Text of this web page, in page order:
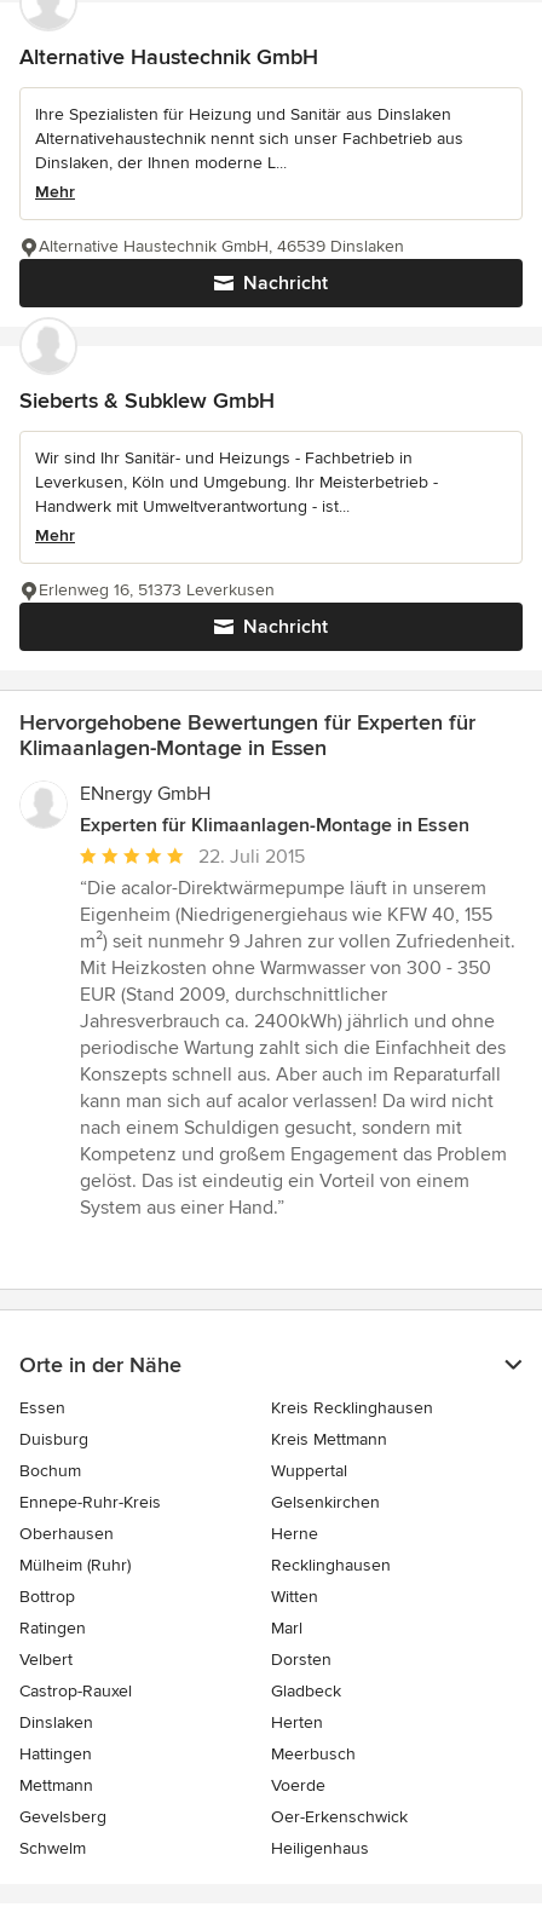
Alternative Haustechnik GmbH
Ihre Spezialisten für Heizung und Sanitär aus Dinslaken
Alternativehaustechnik nennt sich unser Fachbetrieb aus
Dinslaken, der Ihnen moderne L...
Mehr
Nachricht
Alternative Haustechnik GmbH, 46539 Dinslaken
Sieberts & Subklew GmbH
Wir sind Ihr Sanitär- und Heizungs - Fachbetrieb in
Leverkusen, Köln und Umgebung. Ihr Meisterbetrieb -
Handwerk mit Umweltverantwortung - ist...
Mehr
Nachricht
Erlenweg 16, 51373 Leverkusen
Hervorgehobene Bewertungen für Experten für
Klimaanlagen-Montage in Essen
ENnergy GmbH
Experten für Klimaanlagen-Montage in Essen
Durchschnittliche
Bewertung:
5
von
5
Sternen
22. Juli 2015
“Die acalor-Direktwärmepumpe läuft in unserem
Eigenheim (Niedrigenergiehaus wie KFW 40, 155
m²) seit nunmehr 9 Jahren zur vollen Zufriedenheit.
Mit Heizkosten ohne Warmwasser von 300 - 350
EUR (Stand 2009, durchschnittlicher
Jahresverbrauch ca. 2400kWh) jährlich und ohne
periodische Wartung zahlt sich die Einfachheit des
Konszepts schnell aus. Aber auch im Reparaturfall
kann man sich auf acalor verlassen! Da wird nicht
nach einem Schuldigen gesucht, sondern mit
Kompetenz und großem Engagement das Problem
gelöst. Das ist eindeutig ein Vorteil von einem
System aus einer Hand.”
Orte in der Nähe
Essen
Kreis Recklinghausen
Duisburg
Kreis Mettmann
Bochum
Wuppertal
Ennepe-Ruhr-Kreis
Gelsenkirchen
Oberhausen
Herne
Mülheim (Ruhr)
Recklinghausen
Bottrop
Witten
Ratingen
Marl
Velbert
Dorsten
Castrop-Rauxel
Gladbeck
Dinslaken
Herten
Hattingen
Meerbusch
Mettmann
Voerde
Gevelsberg
Oer-Erkenschwick
Schwelm
Heiligenhaus